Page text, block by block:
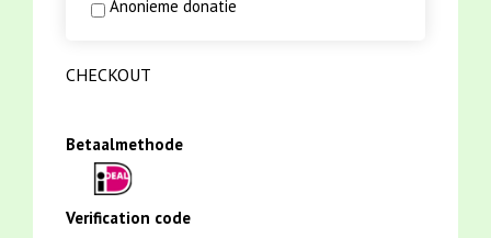
Anonieme donatie
CHECKOUT
Betaalmethode
Verification code